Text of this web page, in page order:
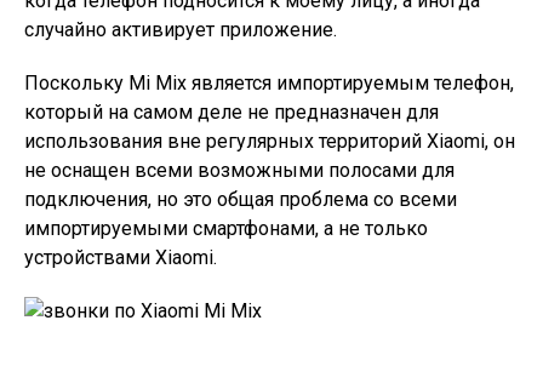
случайно активирует приложение.
Поскольку Mi Mix является импортируемым телефон,
который на самом деле не предназначен для
использования вне регулярных территорий Xiaomi, он
не оснащен всеми возможными полосами для
подключения, но это общая проблема со всеми
импортируемыми смартфонами, а не только
устройствами Xiaomi.